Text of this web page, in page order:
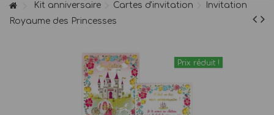
Kit anniversaire Cartes d'invitation
Invitation
Royaume des Princesses
Prix réduit !